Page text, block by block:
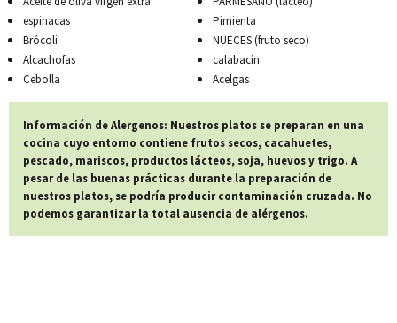
espinacas
Brócoli
Alcachofas
Cebolla
Pimienta
NUECES (fruto seco)
calabacín
Acelgas
Información de Alergenos: Nuestros platos se preparan en una
cocina cuyo entorno contiene frutos secos, cacahuetes,
pescado, mariscos, productos lácteos, soja, huevos y trigo. A
pesar de las buenas prácticas durante la preparación de
nuestros platos, se podría producir contaminación cruzada. No
podemos garantizar la total ausencia de alérgenos.